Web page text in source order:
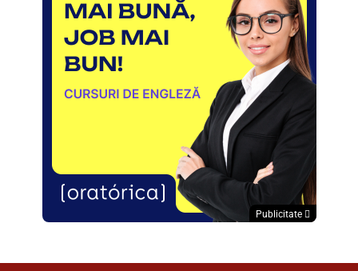
Publicitate